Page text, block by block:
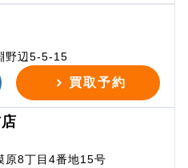
野辺5-5-15
買取予約
原8丁目4番地15号